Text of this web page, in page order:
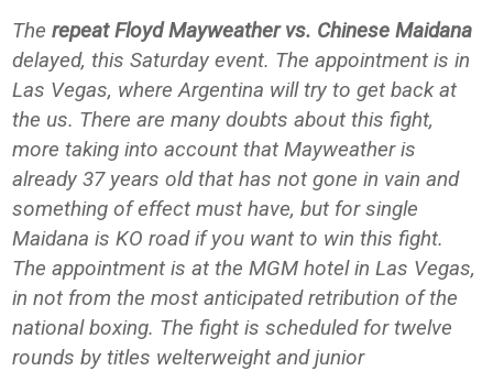
Therepeat Floyd Mayweather vs. Chinese Maidana
delayed, this Saturday event. The appointment is in
Las Vegas, where Argentina will try to get back at
the us. There are many doubts about this fight,
more taking into account that Mayweather is
already 37 years old that has not gone in vain and
something of effect must have, but for single
Maidana is KO road if you want to win this fight.
The appointment is at the MGM hotel in Las Vegas,
in not from the most anticipated retribution of the
national boxing. The fight is scheduled for twelve
rounds by titles welterweight and junior